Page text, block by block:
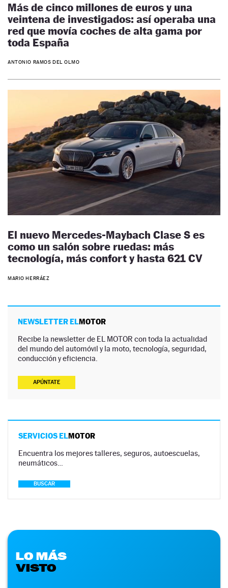
Más de cinco millones de euros y una
veintena de investigados: así operaba una
red que movía coches de alta gama por
toda España
ANTONIO RAMOS DEL OLMO
El nuevo Mercedes-Maybach Clase S es
como un salón sobre ruedas: más
tecnología, más confort y hasta 621 CV
MARIO HERRÁEZ
NEWSLETTER ELMOTOR
Recibe la newsletter de EL MOTOR con toda la actualidad
del mundo del automóvil y la moto, tecnología, seguridad,
conducción y eficiencia.
APÚNTATE
SERVICIOS ELMOTOR
Encuentra los mejores talleres, seguros, autoescuelas,
neumáticos…
BUSCAR
LO MÁS
VISTO